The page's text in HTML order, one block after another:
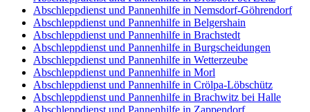
Abschleppdienst und Pannenhilfe in Nemsdorf-Göhrendorf
Abschleppdienst und Pannenhilfe in Belgershain
Abschleppdienst und Pannenhilfe in Brachstedt
Abschleppdienst und Pannenhilfe in Burgscheidungen
Abschleppdienst und Pannenhilfe in Wetterzeube
Abschleppdienst und Pannenhilfe in Morl
Abschleppdienst und Pannenhilfe in Crölpa-Löbschütz
Abschleppdienst und Pannenhilfe in Brachwitz bei Halle
Abschleppdienst und Pannenhilfe in Zappendorf